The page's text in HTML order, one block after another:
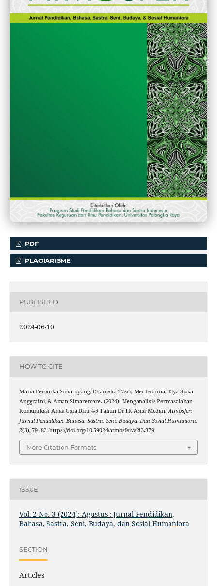
PDF
PLAGIARISME
PUBLISHED
2024-06-10
HOW TO CITE
Maria Feronika Simatupang, Chamelia Tasri, Mei Febrina, Elya Siska
Anggraini, & Aman Simaremare. (2024). Menganalisis Permasalahan
Komunikasi Anak Usia Dini 4-5 Tahun Di TK Asisi Medan. Atmosfer:
Jurnal Pendidikan, Bahasa, Sastra, Seni, Budaya, Dan Sosial Humaniora,
2(3), 79–83. https://doi.org/10.59024/atmosfer.v2i3.879
More Citation Formats
ISSUE
Vol. 2 No. 3 (2024): Agustus : Jurnal Pendidikan,
Bahasa, Sastra, Seni, Budaya, dan Sosial Humaniora
SECTION
Articles